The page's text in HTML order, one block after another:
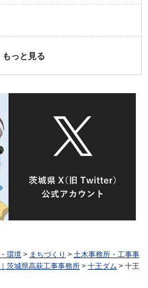
もっと見る
環境 > まちづくり > 土木事務所・工事事
茨城県高萩工事事務所 > 十王ダム > 十王